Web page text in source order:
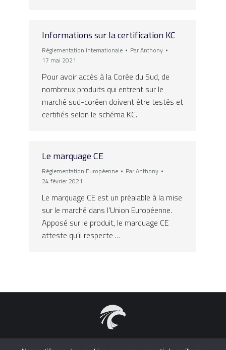
Informations sur la certification KC
Réglementation Internationale ParAnthony
17 mai 2021
Pour avoir accès à la Corée du Sud, de
nombreux produits qui entrent sur le
marché sud-coréen doivent être testés et
certifiés selon le schéma KC.
Le marquage CE
Réglementation Européenne ParAnthony
24 février 2021
Le marquage CE est un préalable à la mise
sur le marché dans l’Union Européenne.
Apposé sur le produit, le marquage CE
atteste qu’il respecte …
2021 Acepelec S.A.S. - Tous droits réservés 31, rue Chevalier